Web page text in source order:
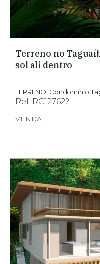
Terreno no
sol ali dentro
TERRENO Condomínio
Ref. RC127622
VENDA